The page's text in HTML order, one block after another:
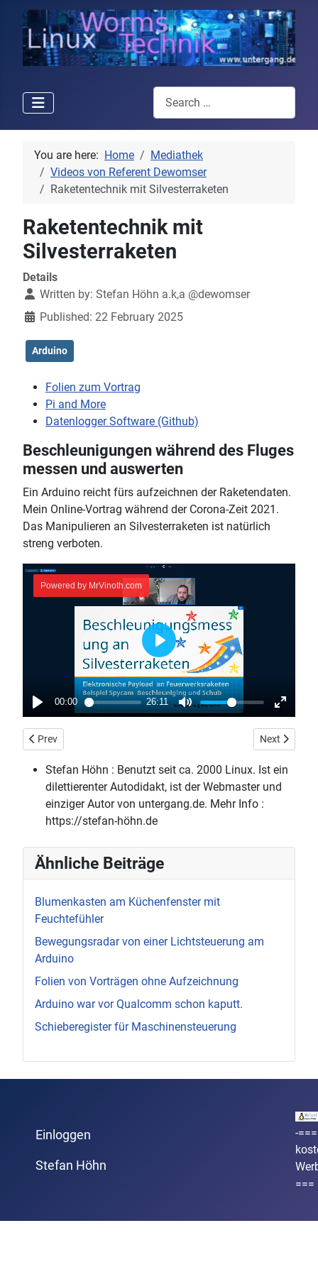
Search
You are here: Home
Mediathek
Videos von Referent Dewomser
Raketentechnik mit Silvesterraketen
Raketentechnik mit
Silvesterraketen
Details
Written by: Stefan Höhn a.k,a @dewomser
Published: 22 February 2025
Arduino
Folien zum Vortrag
Pi and More
Datenlogger Software (Github)
Beschleunigungen während des Fluges
messen und auswerten
Ein Arduino reicht fürs aufzeichnen der Raketendaten.
Mein Online-Vortrag während der Corona-Zeit 2021.
Das Manipulieren an Silvesterraketen ist natürlich
streng verboten.
Previous article: Hacking Hard und Software - Piandmore 12
Prev Next article:
Next
Stefan Höhn : Benutzt seit ca. 2000 Linux. Ist ein
dilettierenter Autodidakt, ist der Webmaster und
einziger Autor von untergang.de. Mehr Info :
https://stefan-höhn.de
Ähnliche Beiträge
Blumenkasten am Küchenfenster mit
Feuchtefühler
Bewegungsradar von einer Lichtsteuerung am
Arduino
Folien von Vorträgen ohne Aufzeichnung
Arduino war vor Qualcomm schon kaputt.
Schieberegister für Maschinensteuerung
Einloggen
Stefan Höhn
-===
===